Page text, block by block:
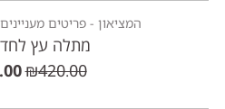
המציאון - פריטים
מתלה עץ
₪420.00